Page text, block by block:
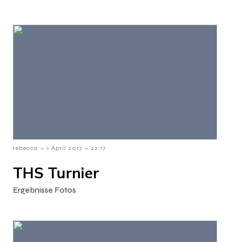
rebecca - 1 April 2017 - 22:17
THS Turnier
Ergebnisse Fotos